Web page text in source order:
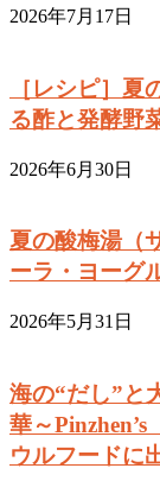
2026年7月17日
［レシピ］
る酢と発酵野
2026年6月30日
夏の酸梅湯（
ーラ・ヨーグ
2026年5月31日
海の“だし”と
華～
ウルフードに